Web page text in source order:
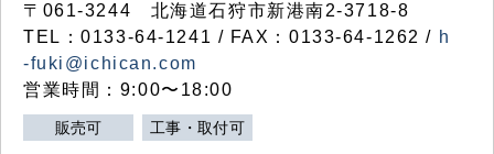
〒061-3244 北海道石狩市新港南2-3718-8
TEL：0133-64-1241 / FAX：0133-64-1262 / h
-fuki@ichican.com
営業時間：9:00〜18:00
販売可 工事・取付可